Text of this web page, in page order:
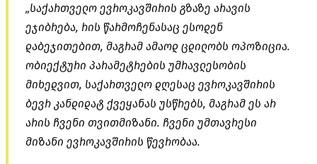
„საქართველო ევროკავშირის გზაზე არავის
ეჯიბრება, რის წარმოჩენასაც ესოდენ
დაბეჯითებით, მაგრამ ამაოდ ცდილობს ოპოზიცია.
ობიექტური პარამეტრების უმრავლესობის
მიხედვით, საქართველო დღესაც ევროკავშირის
ბევრ კანდიდატ ქვეყანას უსწრებს, მაგრამ ეს არ
არის ჩვენი თვითმიზანი. ჩვენი უმთავრესი
მიზანი ევროკავშირის წევრობაა.